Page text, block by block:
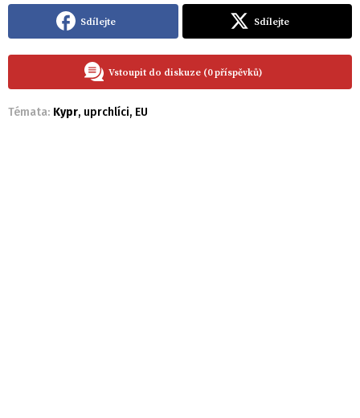
Sdílejte Sdílejte
Vstoupit do diskuze (0 příspěvků)
Témata: Kypr, uprchlíci, EU